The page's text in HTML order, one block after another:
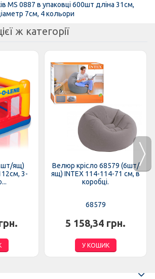
MS 0887 в упаковці 600шт дліна 31см,
7см, 4 кольори
ж категорії
ящ)
3-
Велюр крісло 68579 (6шт/
ящ) INTEX 114-114-71 см, в
коробці.
68579
5 158,34 грн.
У КОШИК